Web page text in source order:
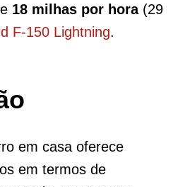
18 milhas por hora(29
F-150 Lightning.
em casa oferece
em termos de